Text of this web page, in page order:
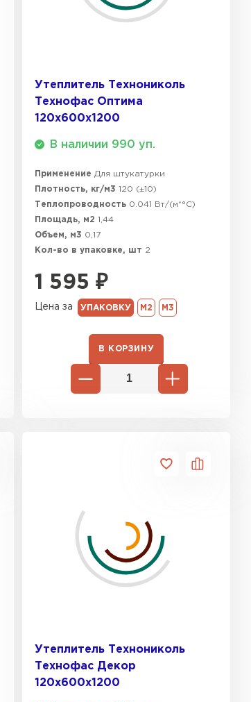
Утеплитель Технониколь
Технофас Оптима
120х600х1200
В наличии 990 уп.
Применение Для штукатурки
Плотность, кг/м3 120 (±10)
Теплопроводность 0.041 Вт/(м*°C)
Площадь, м2 1,44
Объем, м3 0,17
Кол-во в упаковке, шт 2
1 595 ₽
Цена за УПАКОВКУ М2 М3
В КОРЗИНУ
Утеплитель Технониколь
Технофас Декор
120х600х1200